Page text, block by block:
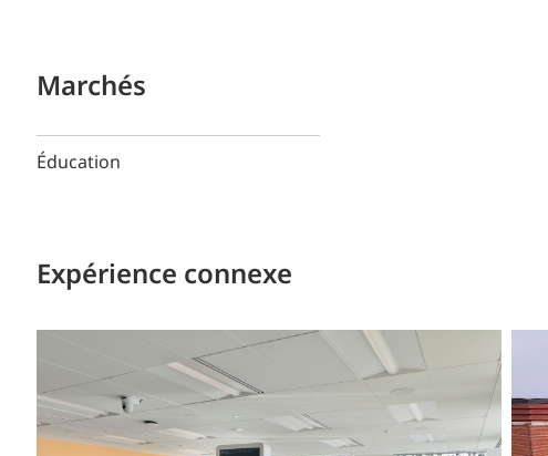
Marchés
Éducation
Expérience connexe